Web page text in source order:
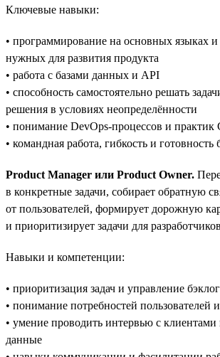
Ключевые навыки:
• программирование на основных языках
нужных для развития продукта
• работа с базами данных и API
• способность самостоятельно решать
решения в условиях неопределённости
• понимание DevOps-процессов и практик
• командная работа, гибкость и готовность
Product Manager или Product Owner.
в конкретные задачи, собирает обратную
от пользователей, формирует дорожную
и приоритизирует задачи для
Навыки и компетенции:
• приоритизация задач и управление
• понимание потребностей пользователей
• умение проводить интервью с клиентами
данные